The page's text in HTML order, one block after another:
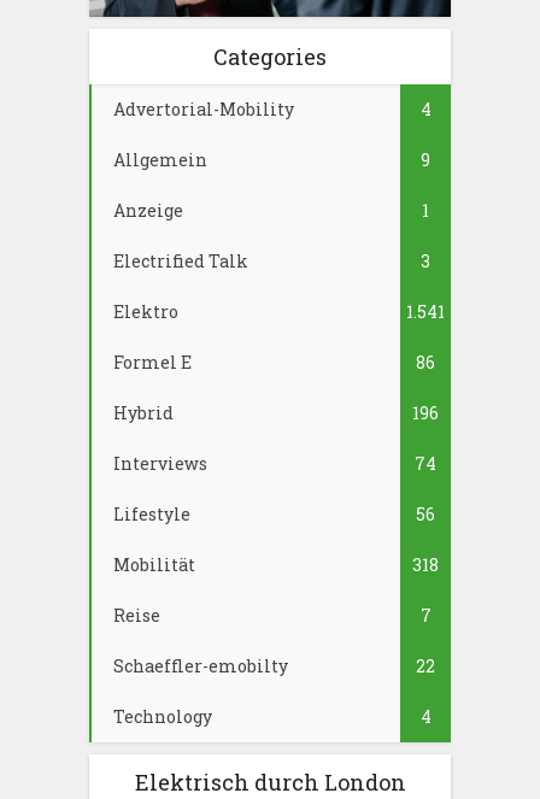
Categories
Advertorial-Mobility 4
Allgemein 9
Anzeige 1
Electrified Talk 3
Elektro 1.541
Formel E 86
Hybrid 196
Interviews 74
Lifestyle 56
Mobilität 318
Reise 7
Schaeffler-emobilty 22
Technology 4
Elektrisch durch London